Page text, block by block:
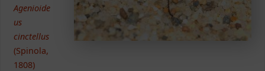
Agenioide
us
cinctellus
(Spinola,
1808)